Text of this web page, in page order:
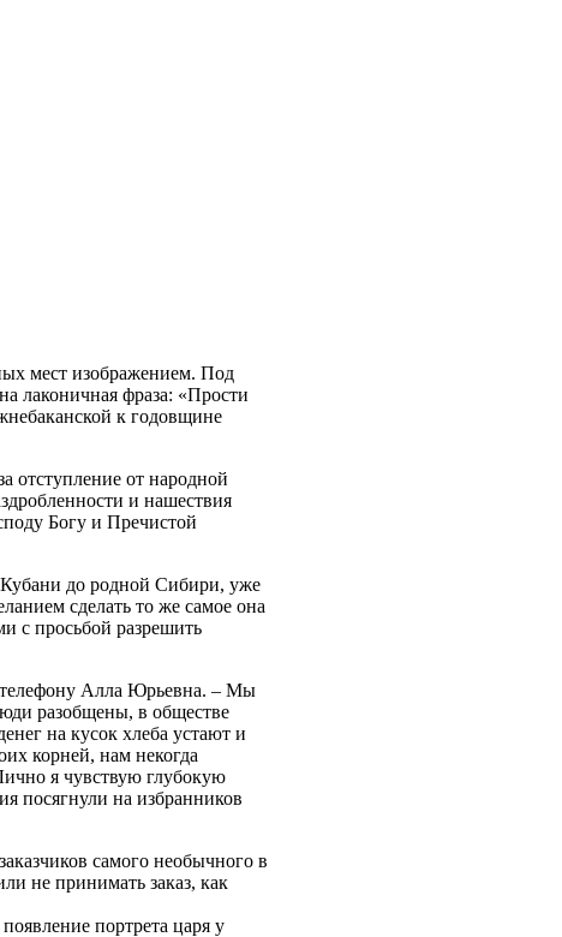
мест изображением. Под
лаконичная фраза: «Прости
к годовщине
отступление от народной
и нашествия
Богу и Пречистой
до родной Сибири, уже
сделать то же самое она
с просьбой разрешить
телефону Алла Юрьевна. – Мы
разобщены, в обществе
на кусок хлеба устают и
корней, нам некогда
я чувствую глубокую
посягнули на избранников
самого необычного в
не принимать заказ, как
портрета царя у